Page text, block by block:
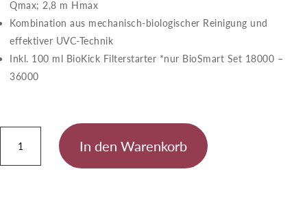
Qmax; 2,8 m Hmax
Kombination aus mechanisch-biologischer Reinigung und
effektiver UVC-Technik
Inkl. 100 ml BioKick Filterstarter *nur BioSmart Set 18000 –
36000
24000
In den Warenkorb